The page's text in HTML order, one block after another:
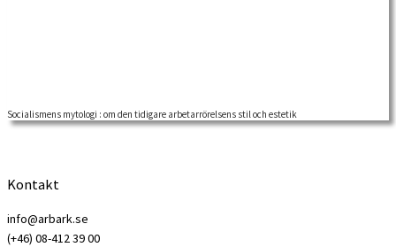
ABF Sveavägen. Samtal med Stefan Arvidsson, Emma Gerin, Lars Ilshammar och
Socialismens mytologi : om den tidigare arbetarrörelsens stil och estetik
Kontakt
info@arbark.se
(+46) 08-412 39 00